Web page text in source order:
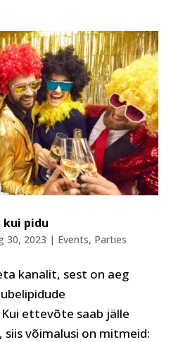
pidu
30, 2023 | Events, Parties
kanalit, sest on aeg
Kui ettevõte saab jälle
siis võimalusi on mitmeid: